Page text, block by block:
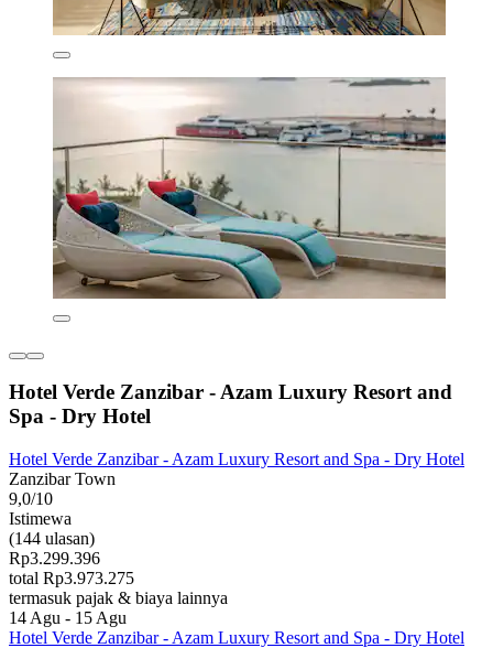
Hotel Verde Zanzibar - Azam Luxury Resort and
Spa - Dry Hotel
Hotel Verde Zanzibar - Azam Luxury Resort and Spa - Dry Hotel
Zanzibar Town
9,0/10
Istimewa
(144 ulasan)
Rp3.299.396
total Rp3.973.275
termasuk pajak & biaya lainnya
14 Agu - 15 Agu
Hotel Verde Zanzibar - Azam Luxury Resort and Spa - Dry Hotel